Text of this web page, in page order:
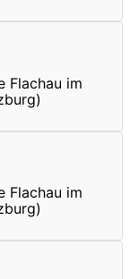
Flachau im
Flachau im